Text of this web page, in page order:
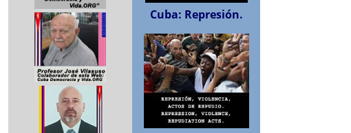
Cuba: Represión.